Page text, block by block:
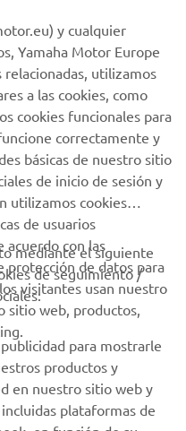
WEB
y cualquier
Yamaha Motor Europe
relacionadas, utilizamos
a las cookies, como
cookies funcionales para
correctamente y
básicas de nuestro sitio
de inicio de sesión y
utilizamos cookies
de usuarios
acuerdo con las
protección de datos para
visitantes usan nuestro
sitio web, productos,
mediante el siguiente
de seguimiento /
para mostrarle
productos y
en nuestro sitio web y
plataformas de